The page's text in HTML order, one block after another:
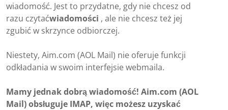
wiadomość. Jest to przydatne, gdy nie chcesz od
razu czytaćwiadomości , ale nie chcesz też jej
zgubić w skrzynce odbiorczej.
Niestety, Aim.com (AOL Mail) nie oferuje funkcji
odkładania w swoim interfejsie webmaila.
Mamy jednak dobrą wiadomość! Aim.com (AOL
Mail) obsługuje IMAP, więc możesz uzyskać